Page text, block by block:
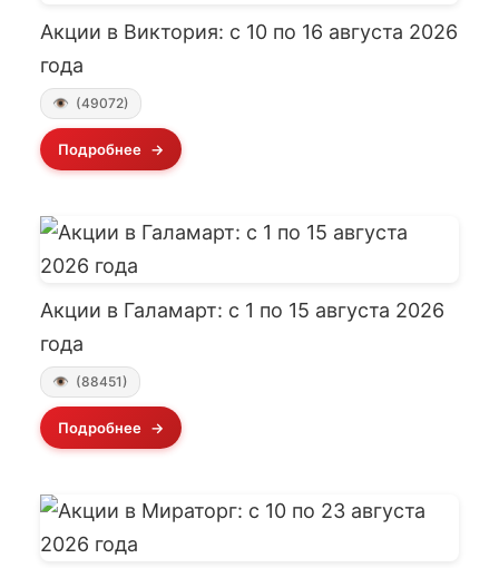
Акции в Виктория: с 10 по 16 августа 2026
года
(49072)
Подробнее
Акции в Галамарт: с 1 по 15 августа 2026
года
(88451)
Подробнее